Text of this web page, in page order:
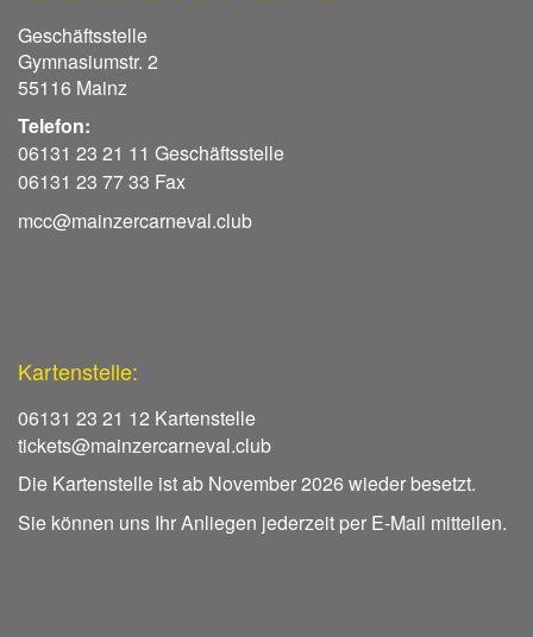
Geschäftsstelle
Gymnasiumstr. 2
55116 Mainz
Telefon:
06131 23 21 11 Geschäftsstelle
06131 23 77 33 Fax
mcc@mainzercarneval.club
Kartenstelle:
06131 23 21 12 Kartenstelle
tickets@mainzercarneval.club
Die Kartenstelle ist ab November 2026 wieder besetzt.
Sie können uns Ihr Anliegen jederzeit per E-Mail mitteilen.